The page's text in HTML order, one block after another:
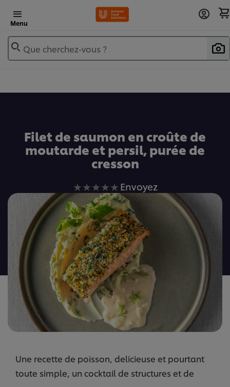
Menu
Que cherchez-vous ?
Filet de saumon en croûte de
moutarde et persil, purée de
cresson
Aucune
évaluation
soumise
pour
ce
recipe
Envoyez
Une recette de poisson, delicieuse et pourtant
toute simple, un cocktail de structures et de